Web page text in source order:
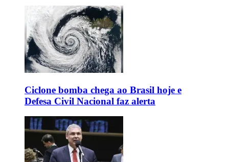
Ciclone bomba chega ao Brasil hoje e
Defesa Civil Nacional faz alerta